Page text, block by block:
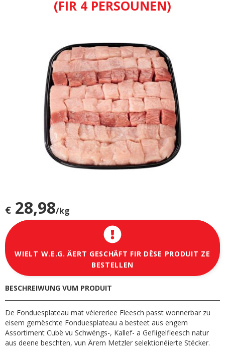
(FIR 4 PERSOUNEN)
€ 28,98/kg
WIELT W.E.G. ÄERT GESCHÄFT FIR DËSE PRODUIT ZE
BESTELLEN
BESCHREIWUNG VUM PRODUIT
De Fonduesplateau mat véiererlee Fleesch passt wonnerbar zu
eisem gemëschte Fonduesplateau a besteet aus engem
Assortiment Cubë vu Schwéngs-, Kallef- a Gefligelfleesch natur
aus deene beschten, vun Ärem Metzler selektionéierte Stécker.